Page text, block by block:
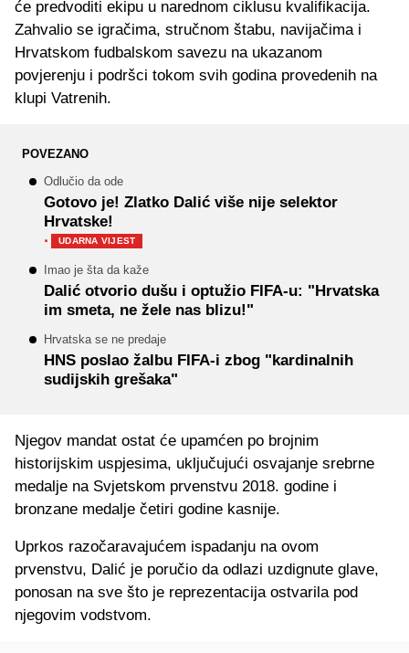
će predvoditi ekipu u narednom ciklusu kvalifikacija.
Zahvalio se igračima, stručnom štabu, navijačima i
Hrvatskom fudbalskom savezu na ukazanom
povjerenju i podršci tokom svih godina provedenih na
klupi Vatrenih.
POVEZANO
Odlučio da ode
Gotovo je! Zlatko Dalić više nije selektor
Hrvatske!
· UDARNA VIJEST
Imao je šta da kaže
Dalić otvorio dušu i optužio FIFA-u: "Hrvatska
im smeta, ne žele nas blizu!"
Hrvatska se ne predaje
HNS poslao žalbu FIFA-i zbog "kardinalnih
sudijskih grešaka"
Njegov mandat ostat će upamćen po brojnim
historijskim uspjesima, uključujući osvajanje srebrne
medalje na Svjetskom prvenstvu 2018. godine i
bronzane medalje četiri godine kasnije.
Uprkos razočaravajućem ispadanju na ovom
prvenstvu, Dalić je poručio da odlazi uzdignute glave,
ponosan na sve što je reprezentacija ostvarila pod
njegovim vodstvom.